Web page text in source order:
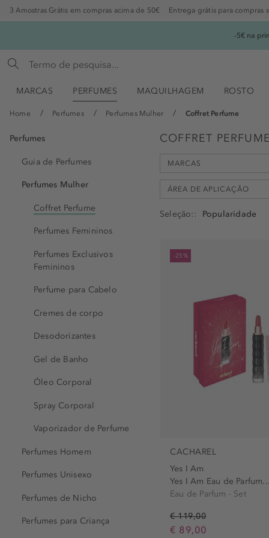
3 Amostras Grátis em compras acima de 50€ Entrega grátis para compras
-5€ na
MARCAS PERFUMES MAQUILHAGEM ROSTO
Home Perfumes Perfumes Mulher Coffret Perfume
Perfumes
Guia de Perfumes
Perfumes Mulher
Coffret Perfume
Perfumes Femininos
Perfumes Exclusivos
Femininos
Perfume para Cabelo
Cremes de corpo
Desodorizantes
Gel de Banho
Óleo Corporal
Spray Corporal
Vaporizador de Perfume
Perfumes Homem
Perfumes Unisexo
Perfumes de Nicho
Perfumes para Criança
COFFRET PERFUME
MARCAS
Ariana Grande (1)
Boucheron (1)
Calvin Klein (2)
Carolina Herrera (3)
Chloé (3)
DIOR (1)
Elizabeth Arden (3)
Escada (1)
Estée Lauder (2)
Givenchy (5)
ÁREA DE APLICAÇÃO
corpo (38)
rosto (1)
Seleção:
-25%
CACHAREL
Yes I Am
Yes I Am Eau de Parfum...
Eau de Parfum - Set
€ 119,00
€ 89,00